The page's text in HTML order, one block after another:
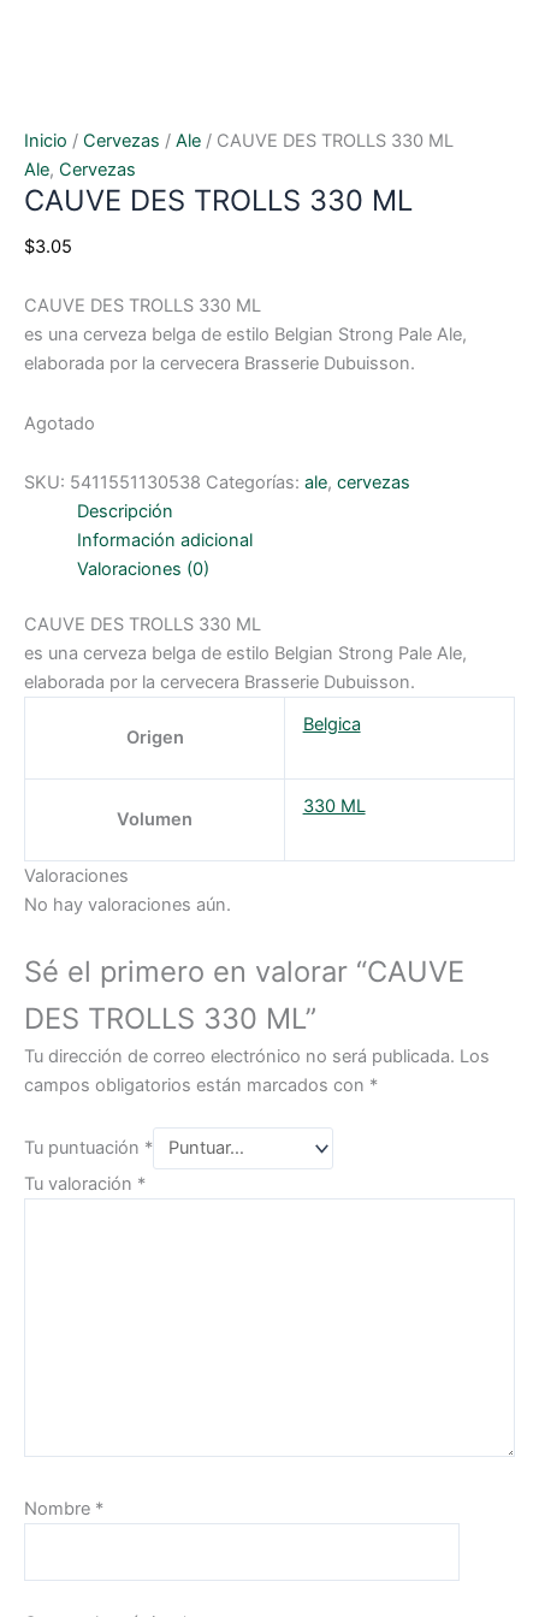
Inicio / Cervezas / Ale / CAUVE DES TROLLS 330 ML
Ale, Cervezas
CAUVE DES TROLLS 330 ML
$3.05
CAUVE DES TROLLS 330 ML
es una cerveza belga de estilo Belgian Strong Pale Ale,
elaborada por la cervecera Brasserie Dubuisson.
Agotado
SKU: 5411551130538 Categorías: ale, cervezas
Descripción
Información adicional
Valoraciones (0)
CAUVE DES TROLLS 330 ML
es una cerveza belga de estilo Belgian Strong Pale Ale,
elaborada por la cervecera Brasserie Dubuisson.
Origen
Belgica
Volumen
330 ML
Valoraciones
No hay valoraciones aún.
Sé el primero en valorar “CAUVE
DES TROLLS 330 ML”
Tu dirección de correo electrónico no será publicada. Los
campos obligatorios están marcados con *
Tu puntuación *
Tu valoración *
Nombre *